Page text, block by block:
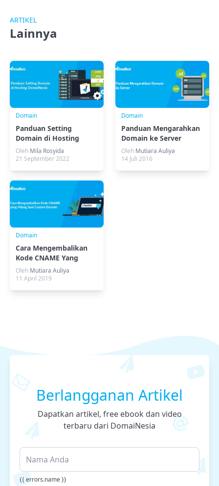
ARTIKEL
Lainnya
Domain
Panduan Setting
Domain di Hosting
DomaiNesia
Oleh Mila Rosyida
21 September 2022
Domain
Panduan Mengarahkan
Domain ke Server
Oleh Mutiara Auliya
14 Juli 2016
Domain
Cara Mengembalikan
Kode CNAME Yang
Hilang Saat Custom
Domain
Oleh Mutiara Auliya
11 April 2019
Berlangganan Artikel
Dapatkan artikel, free ebook dan video
terbaru dari DomaiNesia
{{ errors.name }}